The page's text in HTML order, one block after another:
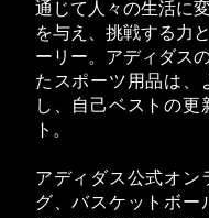
通じて人々の生活に
を与え、挑戦する力
ーリー。アディダス
たスポーツ用品は、
し、自己ベストの更
ト。
アディダス公式オン
グ、バスケットボー